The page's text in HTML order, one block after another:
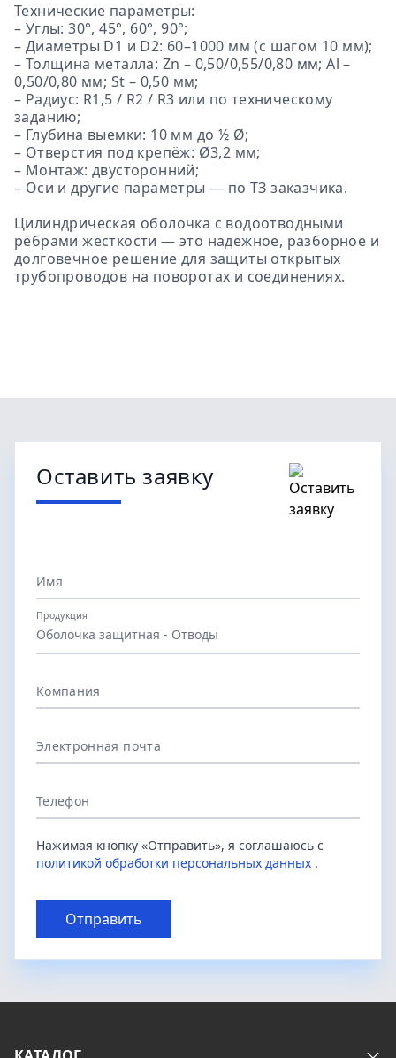
Технические параметры:
– Углы: 30°, 45°, 60°, 90°;
– Диаметры D1 и D2: 60–1000 мм (с шагом 10 мм);
– Толщина металла: Zn – 0,50/0,55/0,80 мм; Al –
0,50/0,80 мм; St – 0,50 мм;
– Радиус: R1,5 / R2 / R3 или по техническому
заданию;
– Глубина выемки: 10 мм до ½ Ø;
– Отверстия под крепёж: Ø3,2 мм;
– Монтаж: двусторонний;
– Оси и другие параметры — по ТЗ заказчика.
Цилиндрическая оболочка с водоотводными
рёбрами жёсткости — это надёжное, разборное и
долговечное решение для защиты открытых
трубопроводов на поворотах и соединениях.
Оставить заявку
Имя
Оболочка защитная - Отводы
Продукция
Компания
Электронная почта
Телефон
Нажимая кнопку «Отправить», я соглашаюсь с
политикой обработки персональных данных .
Отправить